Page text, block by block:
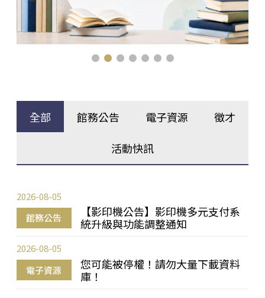
全部 館務公告 電子資源 徵才
活動快訊
館務公告
【影印機公告】影印機多元支付系
統升級與功能調整通知
2026-08-05
電子資源
您可能被停權！請勿大量下載資料
庫！
2026-08-05